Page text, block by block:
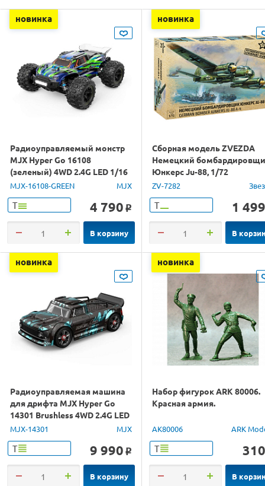
новинка
Радиоуправляемый монстр
MJX Hyper Go 16108
(зеленый) 4WD 2.4G LED 1/16
RTR
MJX-16108-GREEN MJX
Т 4 790 o
В корзину
новинка
Сборная модель ZVEZDA
Немецкий
Юнкерс Ju-88, 1/72
ZV-7282
Т 1 499
В
новинка
Радиоуправляемая машина
для дрифта MJX Hyper Go
14301 Brushless 4WD 2.4G LED
1/14 RTR
MJX-14301 MJX
Т 9 990 o
В корзину
новинка
Набор фигурок ARK 80006.
Красная армия.
AK80006 ARK
Т 310
В